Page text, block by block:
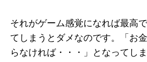
それがゲーム感覚になれば最高
てしまうとダメなのです。「お
らなければ・・・」となってし